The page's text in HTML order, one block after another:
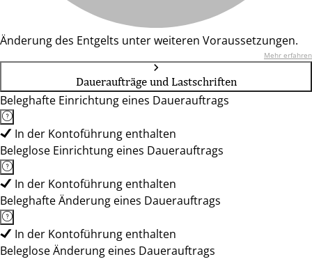
Änderung des Entgelts unter weiteren Voraussetzungen.
Mehr erfahren
Daueraufträge und Lastschriften
Beleghafte Einrichtung eines Dauerauftrags
In der Kontoführung enthalten
Beleglose Einrichtung eines Dauerauftrags
In der Kontoführung enthalten
Beleghafte Änderung eines Dauerauftrags
In der Kontoführung enthalten
Beleglose Änderung eines Dauerauftrags